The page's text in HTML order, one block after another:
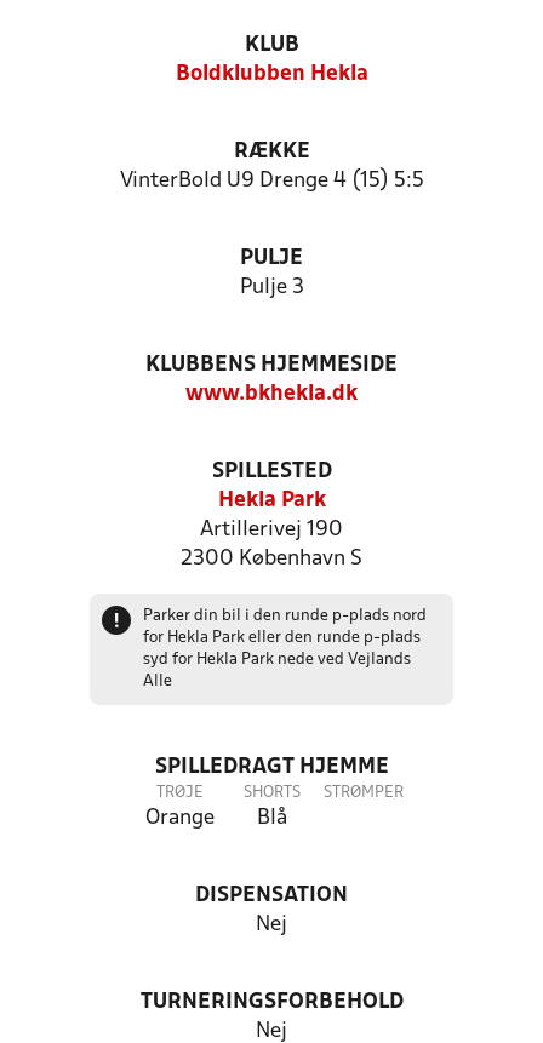
KLUB
Boldklubben Hekla
RÆKKE
VinterBold U9 Drenge 4 (15) 5:5
PULJE
Pulje 3
KLUBBENS HJEMMESIDE
www.bkhekla.dk
SPILLESTED
Hekla Park
Artillerivej 190
2300 København S
!
Parker din bil i den runde p-plads nord
for Hekla Park eller den runde p-plads
syd for Hekla Park nede ved Vejlands
Alle
SPILLEDRAGT HJEMME
TRØJE
Orange
SHORTS
Blå
STRØMPER
DISPENSATION
Nej
TURNERINGSFORBEHOLD
Nej